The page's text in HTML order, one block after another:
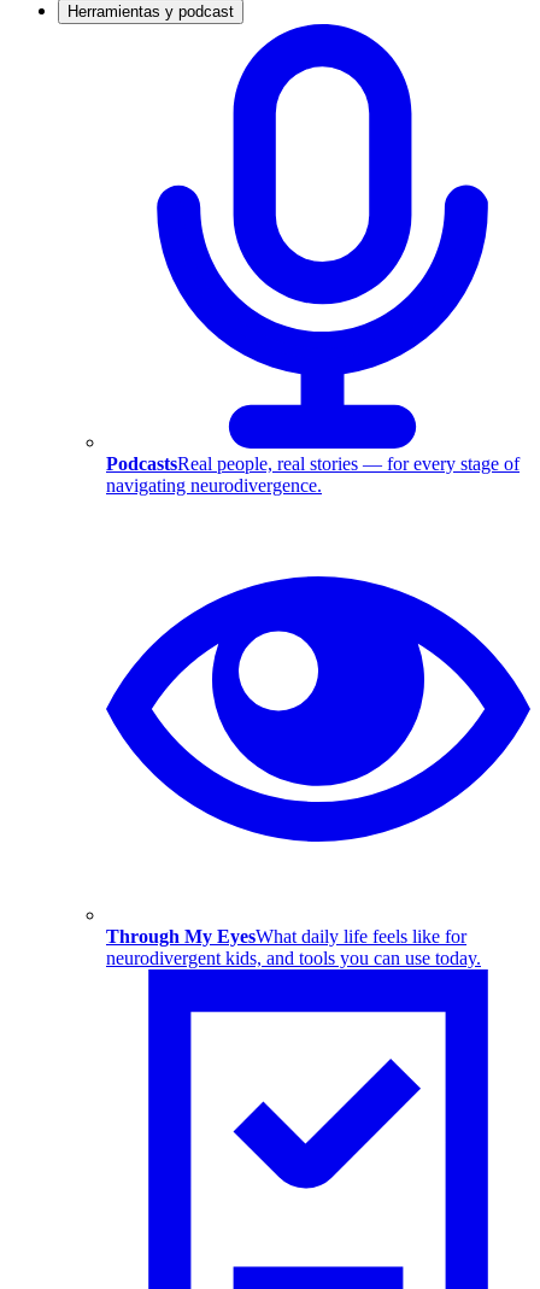
Herramientas y podcast
PodcastsReal people, real stories — for every stage of
navigating neurodivergence.
Through My EyesWhat daily life feels like for
neurodivergent kids, and tools you can use today.